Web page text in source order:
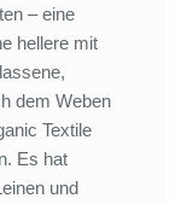
– eine
hellere mit
dem Weben
Textile
Es hat
und